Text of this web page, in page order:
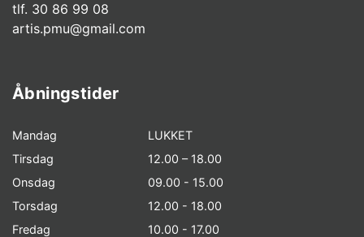
tlf. 30 86 99 08
artis.pmu@gmail.com
Åbningstider
Mandag
LUKKET
Tirsdag
12.00 – 18.00
Onsdag
09.00 - 15.00
Torsdag
12.00 - 18.00
Fredag
10.00 - 17.00